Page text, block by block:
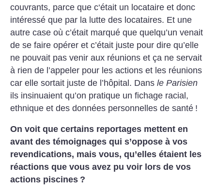
couvrants, parce que c‘était un locataire et donc
intéressé que par la lutte des locataires. Et une
autre case où c’était marqué que quelqu’un venait
de se faire opérer et c’était juste pour dire qu’elle
ne pouvait pas venir aux réunions et ça ne servait
à rien de l’appeler pour les actions et les réunions
car elle sortait juste de l’hôpital. Dansle Parisien
ils insinuaient qu’on pratique un fichage racial,
ethnique et des données personnelles de santé !
On voit que certains reportages mettent en
avant des témoignages qui s’oppose à vos
revendications, mais vous, qu’elles étaient les
réactions que vous avez pu voir lors de vos
actions piscines ?